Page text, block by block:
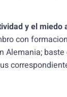
y el miedo
con
Alemania;